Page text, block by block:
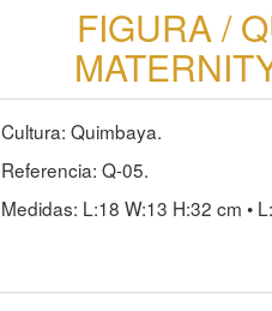
FIGURA /
Cultura: Quimbaya.
Referencia: Q-05.
Medidas: L:18 W:13 H:32 cm •